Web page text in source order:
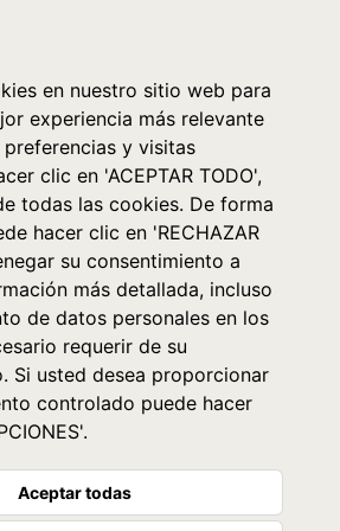
en nuestro sitio web para
experiencia más relevante
y visitas
clic en 'ACEPTAR TODO',
todas las cookies. De forma
hacer clic en 'RECHAZAR
su consentimiento a
más detallada, incluso
de datos personales en los
requerir de su
Si usted desea proporcionar
controlado puede hacer
Aceptar todas